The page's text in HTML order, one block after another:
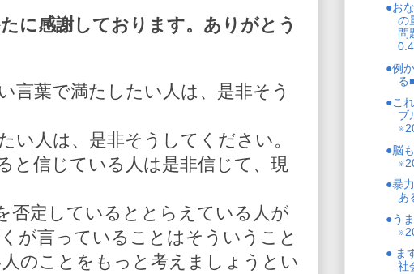
に感謝しております。ありがとう
言葉で満たしたい人は、是非そう
い人は、是非そうしてください。
と信じている人は是非信じて、現
否定しているととらえている人が
が言っていることはそういうこと
のことをもっと考えましょうとい
●お
の
問
●例
る
●こ
ブ
●脳
●暴
あ
●う
● ま
社